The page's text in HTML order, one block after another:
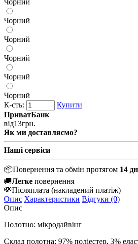
Чорний
Чорний
Чорний
Чорний
Чорний
К-сть:
Купити
ПриватБанк
від13грн.
Як ми доставляємо?
Наші сервіси
📦Повернення та обмін протягом 14
🚚Легке повернення
💸Післяплата (накладений платіж)
Опис Характеристики Відгуки (0)
Опис
Полотно: мікродайвінг
Склад полотна: 97% поліестер, 3%